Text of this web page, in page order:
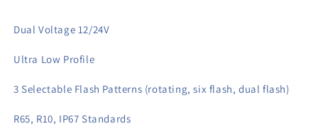
Dual Voltage 12/24V
Ultra Low Profile
3 Selectable Flash Patterns (rotating, six flash, dual flash)
R65, R10, IP67 Standards